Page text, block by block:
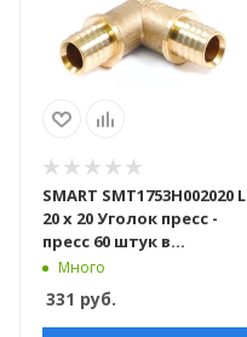
SMART SMT1753H002020 L
20 x 20 Уголок пресс -
пресс 60 штук в
упаковке
Много
331 руб.